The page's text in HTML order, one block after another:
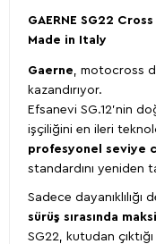
GAERNE SG22
Made in Italy
Gaerne , motocross
kazandırıyor.
Efsanevi SG.12’nin
işçiliğini en ileri
profesyonel seviye
standardını yeniden
Sadece dayanıklılığı
sürüş sırasında
SG22, kutudan